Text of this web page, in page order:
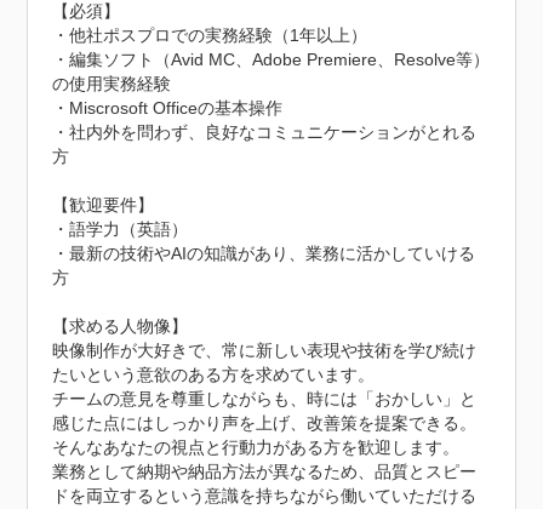
【必須】
・他社ポスプロでの実務経験（1年以上）
・編集ソフト（Avid MC、Adobe Premiere、Resolve等）
の使用実務経験
・Miscrosoft Officeの基本操作
・社内外を問わず、良好なコミュニケーションがとれる
方
【歓迎要件】
・語学力（英語）
・最新の技術やAIの知識があり、業務に活かしていける
方
【求める人物像】
映像制作が大好きで、常に新しい表現や技術を学び続け
たいという意欲のある方を求めています。
チームの意見を尊重しながらも、時には「おかしい」と
感じた点にはしっかり声を上げ、改善策を提案できる。
そんなあなたの視点と行動力がある方を歓迎します。
業務として納期や納品方法が異なるため、品質とスピー
ドを両立するという意識を持ちながら働いていただける